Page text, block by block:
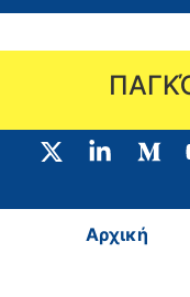
Αρχική